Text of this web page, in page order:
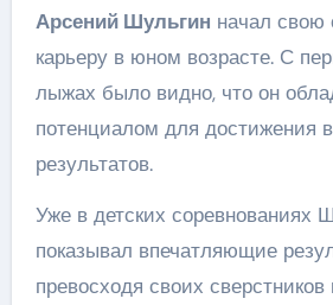
Арсений Шульгин начал свою
карьеру в юном возрасте. С
лыжах было видно, что он
потенциалом для достижения
результатов.
Уже в детских соревнованиях
показывал впечатляющие
превосходя своих сверстников